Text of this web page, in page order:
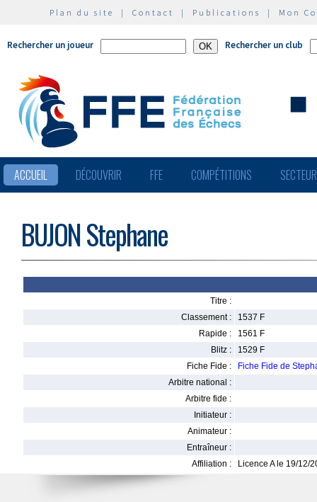
Plan du site | Contact | Publications | Mon
Rechercher un joueur Rechercher un club
ACCUEIL DÉCOUVRIR FFE COMPÉTITIONS
BUJON Stephane
Titre :
Classement :
1537 F
Rapide :
1561 F
Blitz :
1529 F
Fiche Fide :
Fiche Fide de
Arbitre national :
Arbitre fide :
Initiateur :
Animateur :
Entraîneur :
Affiliation :
Licence A le 19/12/